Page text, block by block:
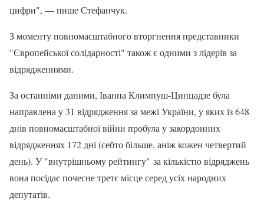
цифри", — пише Стефанчук.
З моменту повномасштабного вторгнення представники
"Європейської солідарності" також є одними з лідерів за
відрядженнями.
За останніми даними, Іванна Климпуш-Цинцадзе була
направлена у 31 відрядження за межі України, у яких із 648
днів повномасштабної війни пробула у закордонних
відрядженнях 172 дні (себто більше, аніж кожен четвертий
день). У "внутрішньому рейтингу" за кількістю відряджень
вона посідає почесне третє місце серед усіх народних
депутатів.